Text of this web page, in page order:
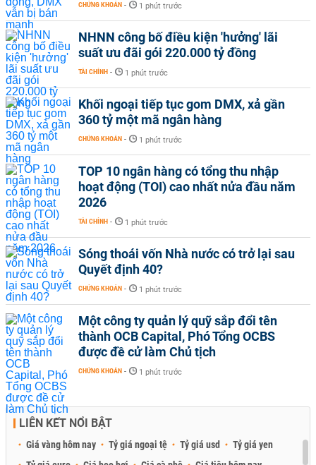
CHỨNG KHOÁN - 1 phút trước
NHNN công bố điều kiện 'hưởng' lãi
suất ưu đãi gói 220.000 tỷ đồng
TÀI CHÍNH - 1 phút trước
Khối ngoại tiếp tục gom DMX, xả gần
360 tỷ một mã ngân hàng
CHỨNG KHOÁN - 1 phút trước
TOP 10 ngân hàng có tổng thu nhập
hoạt động (TOI) cao nhất nửa đầu năm
2026
TÀI CHÍNH - 1 phút trước
Sóng thoái vốn Nhà nước có trở lại sau
Quyết định 40?
CHỨNG KHOÁN - 1 phút trước
Một công ty quản lý quỹ sắp đổi tên
thành OCB Capital, Phó Tổng OCBS
được đề cử làm Chủ tịch
CHỨNG KHOÁN - 1 phút trước
LIÊN KẾT NỔI BẬT
Giá vàng hôm nay Tỷ giá ngoại tệ Tỷ giá usd
Tỷ giá yen